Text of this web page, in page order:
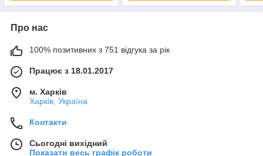
Про нас
100% позитивних з 751 відгука за рік
Працює з 18.01.2017
м. Харків
Харків, Україна
Контакти
Сьогодні вихідний
Показати весь графік роботи